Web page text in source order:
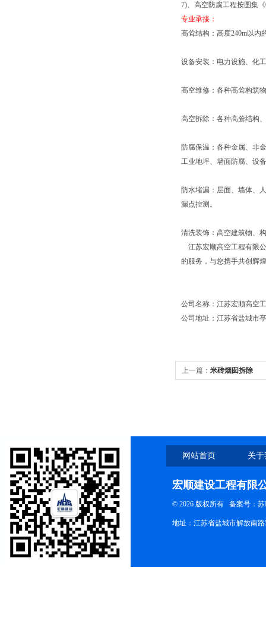
7)、高空防腐工程按图集
专业承接：
高耸结构：高度240m以内
设备安装：电力设施、化
高空维修：各种高耸构筑
高空拆除：各种高耸结构
防腐保温：各种金属、非
工业地坪、墙面防腐、设
防水堵漏：层面、墙体、
漏点控测。
清洗装饰：高空建筑物、
江苏宏顺高空工程有限
的服务，与您携手共创辉
公司名称：江苏宏顺高空
公司地址：江苏省盐城市
上一篇： 米砖烟囱拆除
网站首页 关
宏顺建设工程有限
© 2026 版权所有 备案号：苏
地址：江苏省盐城市解放南